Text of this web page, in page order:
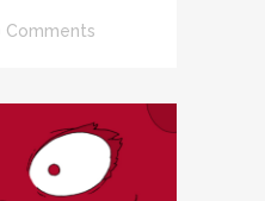
Comments